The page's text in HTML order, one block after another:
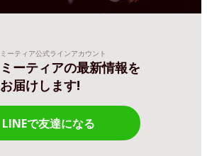
ミーティア公式ラインアカウント
ミーティアの最新情報を
お届けします!
LINEで友達になる